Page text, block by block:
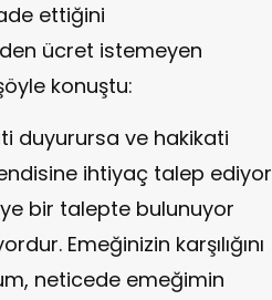
ettiğini
ücret istemeyen
konuştu:
duyurursa ve hakikati
ihtiyaç talep ediyor
bir talepte bulunuyor
Emeğinizin karşılığını
neticede emeğimin